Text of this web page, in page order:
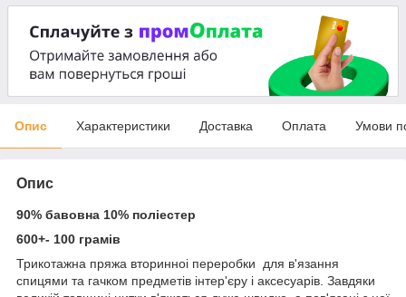
Опис Характеристики Доставка Оплата Умови
Опис
90% бавовна 10% поліестер
600+- 100 грамів
Трикотажна пряжа вторинноі переробки для в'язання
спицями та гачком предметів інтер'єру і аксесуарів. Завдяки